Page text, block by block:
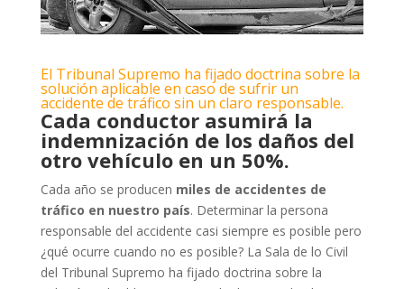
El Tribunal Supremo ha fijado doctrina sobre la
solución aplicable en caso de sufrir un
accidente de tráfico sin un claro responsable.
Cada conductor asumirá la
indemnización de los daños del
otro vehículo en un 50%.
Cada año se producen miles de accidentes de
tráfico en nuestro país. Determinar la persona
responsable del accidente casi siempre es posible pero
¿qué ocurre cuando no es posible? La Sala de lo Civil
del Tribunal Supremo ha fijado doctrina sobre la